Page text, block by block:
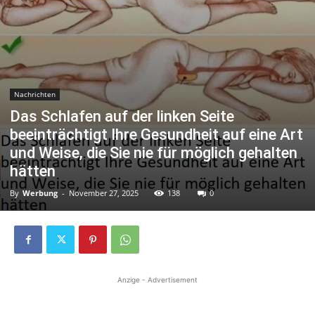
Nachrichten
Das Schlafen auf der linken Seite
beeinträchtigt Ihre Gesundheit auf eine Art
und Weise, die Sie nie für möglich gehalten
hätten
By Werbung - November 27, 2025 138 0
Anzige - Advertisement